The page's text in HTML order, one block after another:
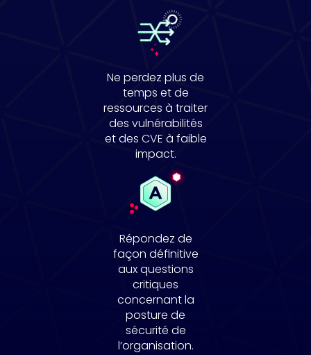
Ne perdez plus de
temps et de
ressources à traiter
des vulnérabilités
et des CVE à faible
impact.
Répondez de
façon définitive
aux questions
critiques
concernant la
posture de
sécurité de
l’organisation.